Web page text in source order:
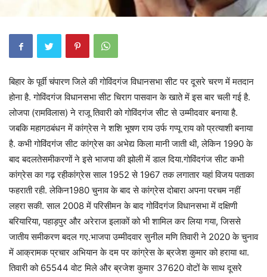
बिहार के पूर्वी चंपारण जिले की गोविंदगंज विधानसभा सीट पर दूसरे चरण में मतदान
होना है. गोविंदगंज विधानसभा सीट चिराग पासवान के खाते में इस बार चली गई है.
लोजपा (रामविलास) ने राजू तिवारी को गोविंदगंज सीट से उम्मीदवार बनाया है.
जबकि महागठबंधन में कांग्रेस ने शशि भूषण राय उर्फ गप्पू राय को प्रत्याशी बनाया
है. कभी गोविंदगंज सीट कांग्रेस का अभेद्य किला मानी जाती थी, लेकिन 1990 के
बाद बदलतेसमीकरणों ने इसे भाजपा की झोली में डाल दिया.गोविंदगंज सीट कभी
कांग्रेस का गढ़ रहीकांग्रेस साल 1952 से 1967 तक लगातार यहां विजय पताका
फहराती रही. लेकिन1980 चुनाव के बाद से कांग्रेस दोबारा अपना परचम नहीं
लहरा सकी. साल 2008 में परिसीमन के बाद गोविंदगंज विधानसभा में दक्षिणी
बरियारिया, पहाड़पुर और अरेराज इलाकों को भी शामिल कर लिया गया, जिससे
जातीय समीकरण बदल गए.भाजपा उम्मीदवार सुनील मणि तिवारी ने 2020 के चुनाव
में आक्रामक प्रचार अभियान के दम पर कांग्रेस के ब्रजेश कुमार को हराया था.
तिवारी को 65544 वोट मिले और ब्रजेश कुमार 37620 वोटों के साथ दूसरे